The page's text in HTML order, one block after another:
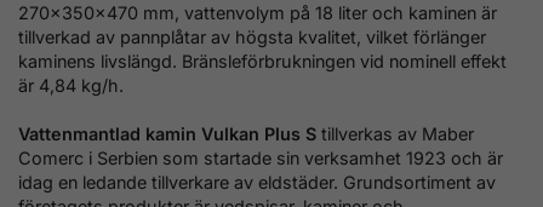
270x350x470 mm, vattenvolym på 18 liter och kaminen är
tillverkad av pannplåtar av högsta kvalitet, vilket förlänger
kaminens livslängd. Bränsleförbrukningen vid nominell effekt
är 4,84 kg/h.
Vattenmantlad kamin Vulkan Plus S tillverkas av Maber
Comerc i Serbien som startade sin verksamhet 1923 och är
idag en ledande tillverkare av eldstäder. Grundsortiment av